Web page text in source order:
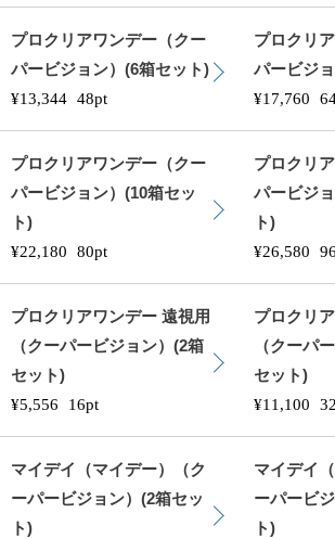
プロクリアワンデー（クー
パービジョン）(6箱セット)
¥13,344 48pt
プロクリ
パービジ
¥17,760
プロクリアワンデー（クー
パービジョン）(10箱セッ
ト)
¥22,180 80pt
プロクリ
パービジ
ト)
¥26,580
プロクリアワンデー 遠視用
（クーパービジョン）(2箱
セット)
¥5,556
16pt
プロクリ
（クーパ
セット)
¥11,100
マイデイ（マイデー）（ク
ーパービジョン）(2箱セッ
ト)
マイデイ
ーパービ
ト)